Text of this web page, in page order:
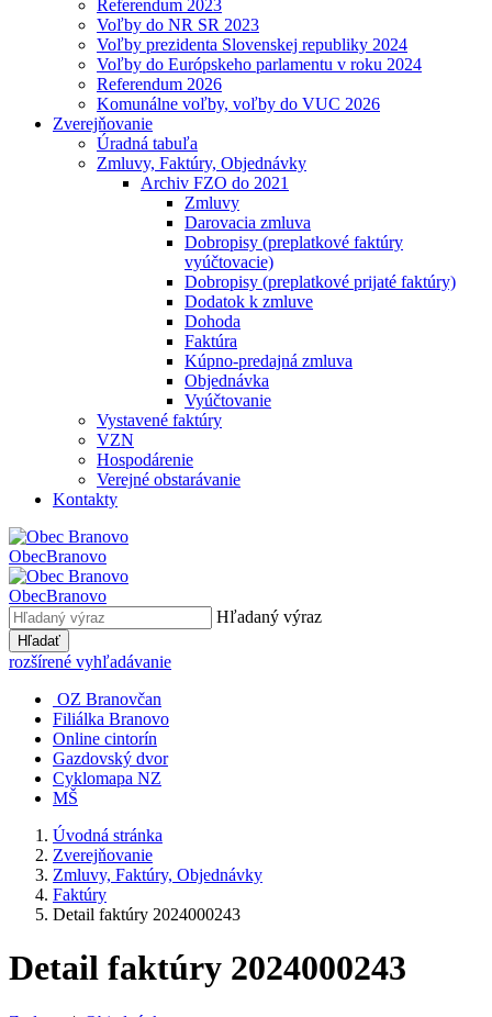
Referendum 2023
Voľby do NR SR 2023
Voľby prezidenta Slovenskej republiky 2024
Voľby do Európskeho parlamentu v roku 2024
Referendum 2026
Komunálne voľby, voľby do VUC 2026
Zverejňovanie
Úradná tabuľa
Zmluvy, Faktúry, Objednávky
Archiv FZO do 2021
Zmluvy
Darovacia zmluva
Dobropisy (preplatkové faktúry
vyúčtovacie)
Dobropisy (preplatkové prijaté faktúry)
Dodatok k zmluve
Dohoda
Faktúra
Kúpno-predajná zmluva
Objednávka
Vyúčtovanie
Vystavené faktúry
VZN
Hospodárenie
Verejné obstarávanie
Kontakty
ObecBranovo
ObecBranovo
Hľadaný výraz
Hľadať
rozšírené vyhľadávanie
OZ Branovčan
Filiálka Branovo
Online cintorín
Gazdovský dvor
Cyklomapa NZ
MŠ
Úvodná stránka
Zverejňovanie
Zmluvy, Faktúry, Objednávky
Faktúry
Detail faktúry 2024000243
Detail faktúry 2024000243